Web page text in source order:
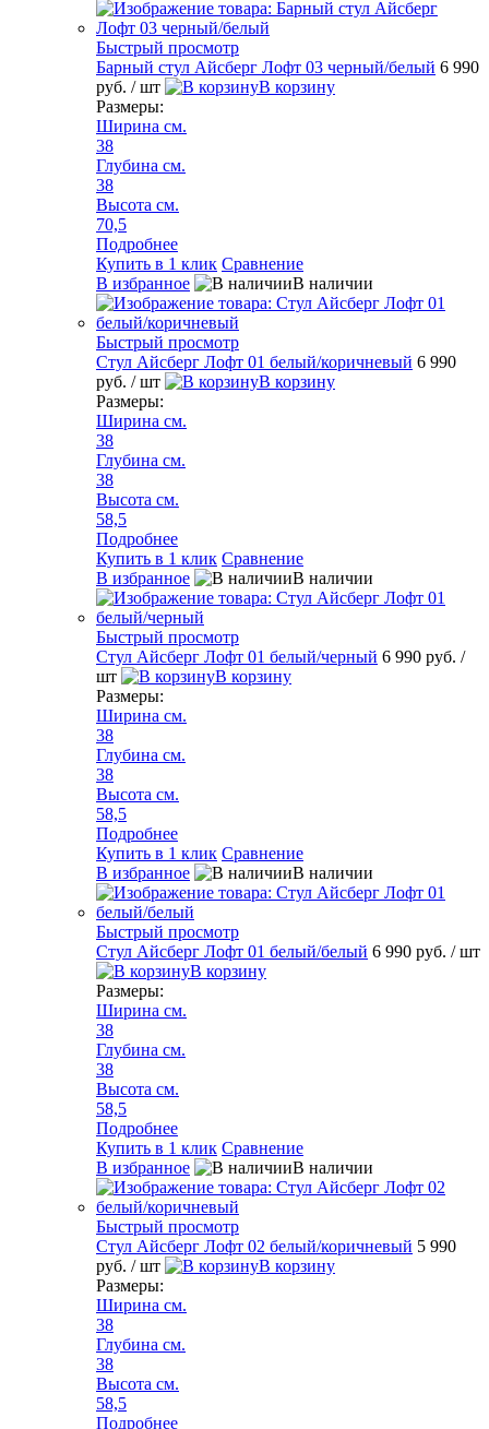
Быстрый просмотр
Барный стул Айсберг Лофт 03 черный/белый 6 990
руб. / шт
В корзину
Размеры:
Ширина см.
38
Глубина см.
38
Высота см.
70,5
Подробнее
Купить в 1 клик Сравнение
В избранное
В наличии
Быстрый просмотр
Стул Айсберг Лофт 01 белый/коричневый 6 990
руб. / шт
В корзину
Размеры:
Ширина см.
38
Глубина см.
38
Высота см.
58,5
Подробнее
Купить в 1 клик Сравнение
В избранное
В наличии
Быстрый просмотр
Стул Айсберг Лофт 01 белый/черный 6 990 руб. /
шт
В корзину
Размеры:
Ширина см.
38
Глубина см.
38
Высота см.
58,5
Подробнее
Купить в 1 клик Сравнение
В избранное
В наличии
Быстрый просмотр
Стул Айсберг Лофт 01 белый/белый 6 990 руб. / шт
В корзину
Размеры:
Ширина см.
38
Глубина см.
38
Высота см.
58,5
Подробнее
Купить в 1 клик Сравнение
В избранное
В наличии
Быстрый просмотр
Стул Айсберг Лофт 02 белый/коричневый 5 990
руб. / шт
В корзину
Размеры:
Ширина см.
38
Глубина см.
38
Высота см.
58,5
Подробнее